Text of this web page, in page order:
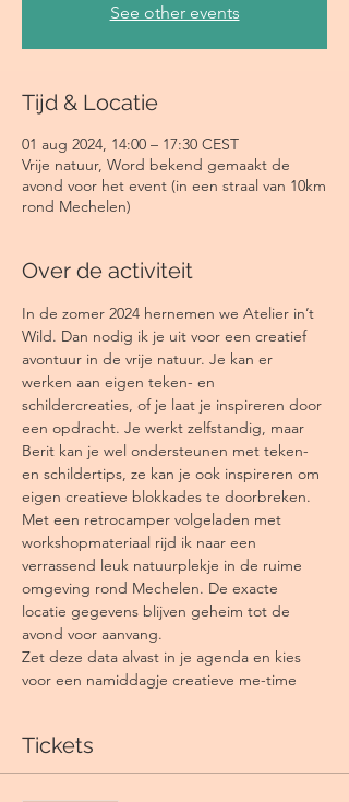
See other events
Tijd & Locatie
01 aug 2024, 14:00 – 17:30 CEST
Vrije natuur, Word bekend gemaakt de
avond voor het event (in een straal van 10km
rond Mechelen)
Over de activiteit
In de zomer 2024 hernemen we Atelier in’t
Wild. Dan nodig ik je uit voor een creatief
avontuur in de vrije natuur. Je kan er
werken aan eigen teken- en
schildercreaties, of je laat je inspireren door
een opdracht. Je werkt zelfstandig, maar
Berit kan je wel ondersteunen met teken-
en schildertips, ze kan je ook inspireren om
eigen creatieve blokkades te doorbreken.
Met een retrocamper volgeladen met
workshopmateriaal rijd ik naar een
verrassend leuk natuurplekje in de ruime
omgeving rond Mechelen. De exacte
locatie gegevens blijven geheim tot de
avond voor aanvang.
Zet deze data alvast in je agenda en kies
voor een namiddagje creatieve me-time
Tickets